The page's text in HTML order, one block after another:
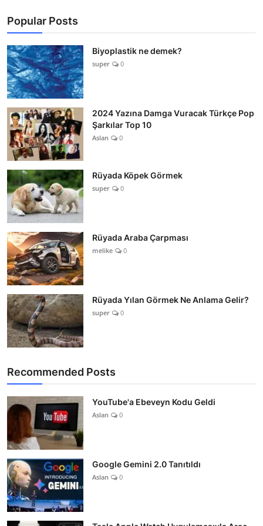
Popular Posts
Biyoplastik ne demek?
super 0
2024 Yazına Damga Vuracak Türkçe Pop
Şarkılar Top 10
Aslan 0
Rüyada Köpek Görmek
super 0
Rüyada Araba Çarpması
melike 0
Rüyada Yılan Görmek Ne Anlama Gelir?
super 0
Recommended Posts
YouTube'a Ebeveyn Kodu Geldi
Aslan 0
Google Gemini 2.0 Tanıtıldı
Aslan 0